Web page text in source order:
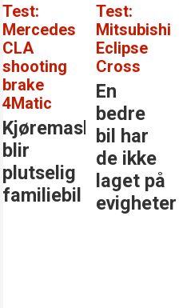
Test:
Mercedes
CLA
shooting
brake
4Matic
Kjøremaskinen
blir
plutselig
familiebil
Test:
Mitsubishi
Eclipse
Cross
En
bedre
bil har
de ikke
laget på
evigheter